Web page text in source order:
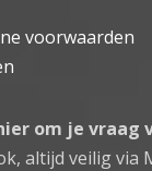
voorwaarden
om je
altijd veilig via